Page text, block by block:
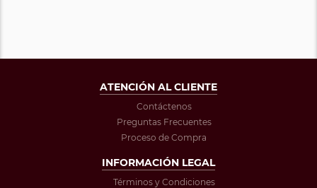
ATENCIÓN AL CLIENTE
Contáctenos
Preguntas Frecuentes
Proceso de Compra
INFORMACIÓN LEGAL
Términos y Condiciones